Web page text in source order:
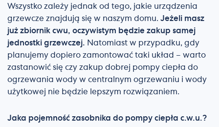
Wszystko zależy jednak od tego, jakie urządzenia
grzewcze znajdują się w naszym domu. Jeżeli masz
już zbiornik cwu, oczywistym będzie zakup samej
jednostki grzewczej. Natomiast w przypadku, gdy
planujemy dopiero zamontować taki układ – warto
zastanowić się czy zakup dobrej pompy ciepła do
ogrzewania wody w centralnym ogrzewaniu i wody
użytkowej nie będzie lepszym rozwiązaniem.
Jaka pojemność zasobnika do pompy ciepła c.w.u.?